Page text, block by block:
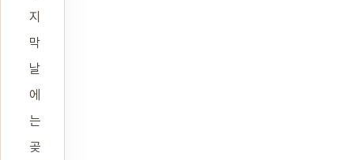
지
막
날
에
는
곶